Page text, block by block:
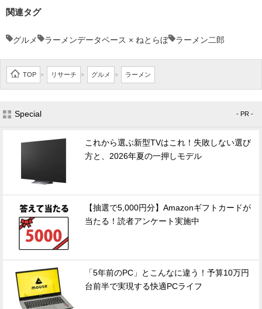
関連タグ
グルメ ラーメンデータベース × ねとらぼ ラーメン二郎
TOP > リサーチ > グルメ > ラーメン
Special - PR -
これから選ぶ新型TVはこれ！失敗しない選び
方と、2026年夏の一押しモデル
【抽選で5,000円分】Amazonギフトカードが
当たる！読者アンケート実施中
「5年前のPC」とこんなに違う！予算10万円
台前半で実現する快適PCライフ